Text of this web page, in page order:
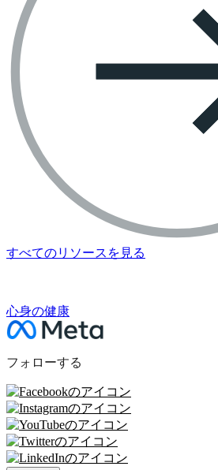
すべてのリソースを見る
心身の健康
フォローする